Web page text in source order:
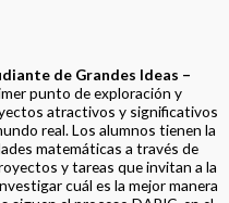
de Grandes Ideas –
punto de exploración y
atractivos y significativos
real. Los alumnos tienen la
matemáticas a través de
y tareas que invitan a la
cuál es la mejor manera